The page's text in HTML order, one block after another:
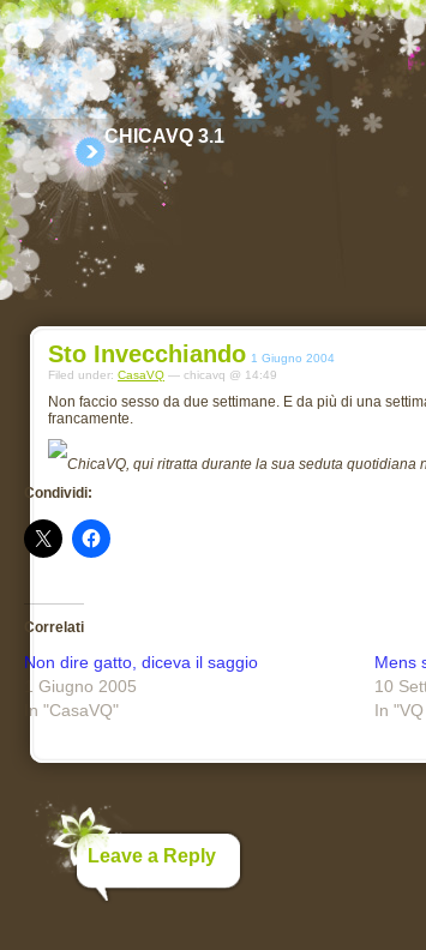
CHICAVQ 3.1
Sto Invecchiando 1 Giugno 2004
Filed under: CasaVQ — chicavq @ 14:49
Non faccio sesso da due settimane. E da più di una
francamente.
ChicaVQ, qui ritratta durante la sua seduta quotidiana
Condividi:
Correlati
Non dire gatto, diceva il saggio
1 Giugno 2005
In "CasaVQ"
Mens
10
In
Leave a Reply